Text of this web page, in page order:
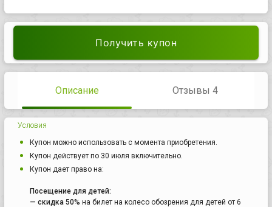
Получить купон
Описание Отзывы 4
Условия
Купон можно использовать с момента приобретения.
Купон действует по 30 июля включительно.
Купон дает право на:
Посещение для детей:
— скидка 50% на билет на колесо обозрения для детей от 6